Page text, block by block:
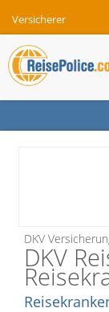
Versicherer
DKV
DKV